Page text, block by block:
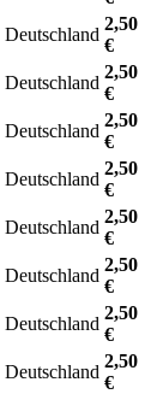
Deutschland
2,50
€
Deutschland
2,50
€
Deutschland
2,50
€
Deutschland
2,50
€
Deutschland
2,50
€
Deutschland
2,50
€
Deutschland
2,50
€
Deutschland
2,50
€